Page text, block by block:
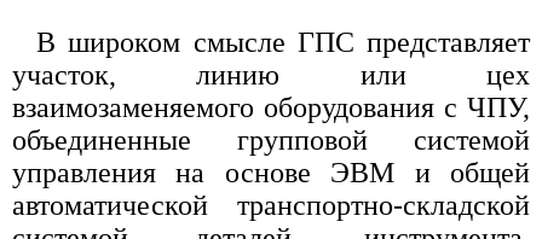
В широком смысле ГПС представляет
участок, линию или цех
взаимозаменяемого оборудования с ЧПУ,
объединенные групповой системой
управления на основе ЭВМ и общей
автоматической транспортно-складской